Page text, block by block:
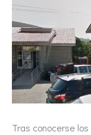
Tras conocerse los